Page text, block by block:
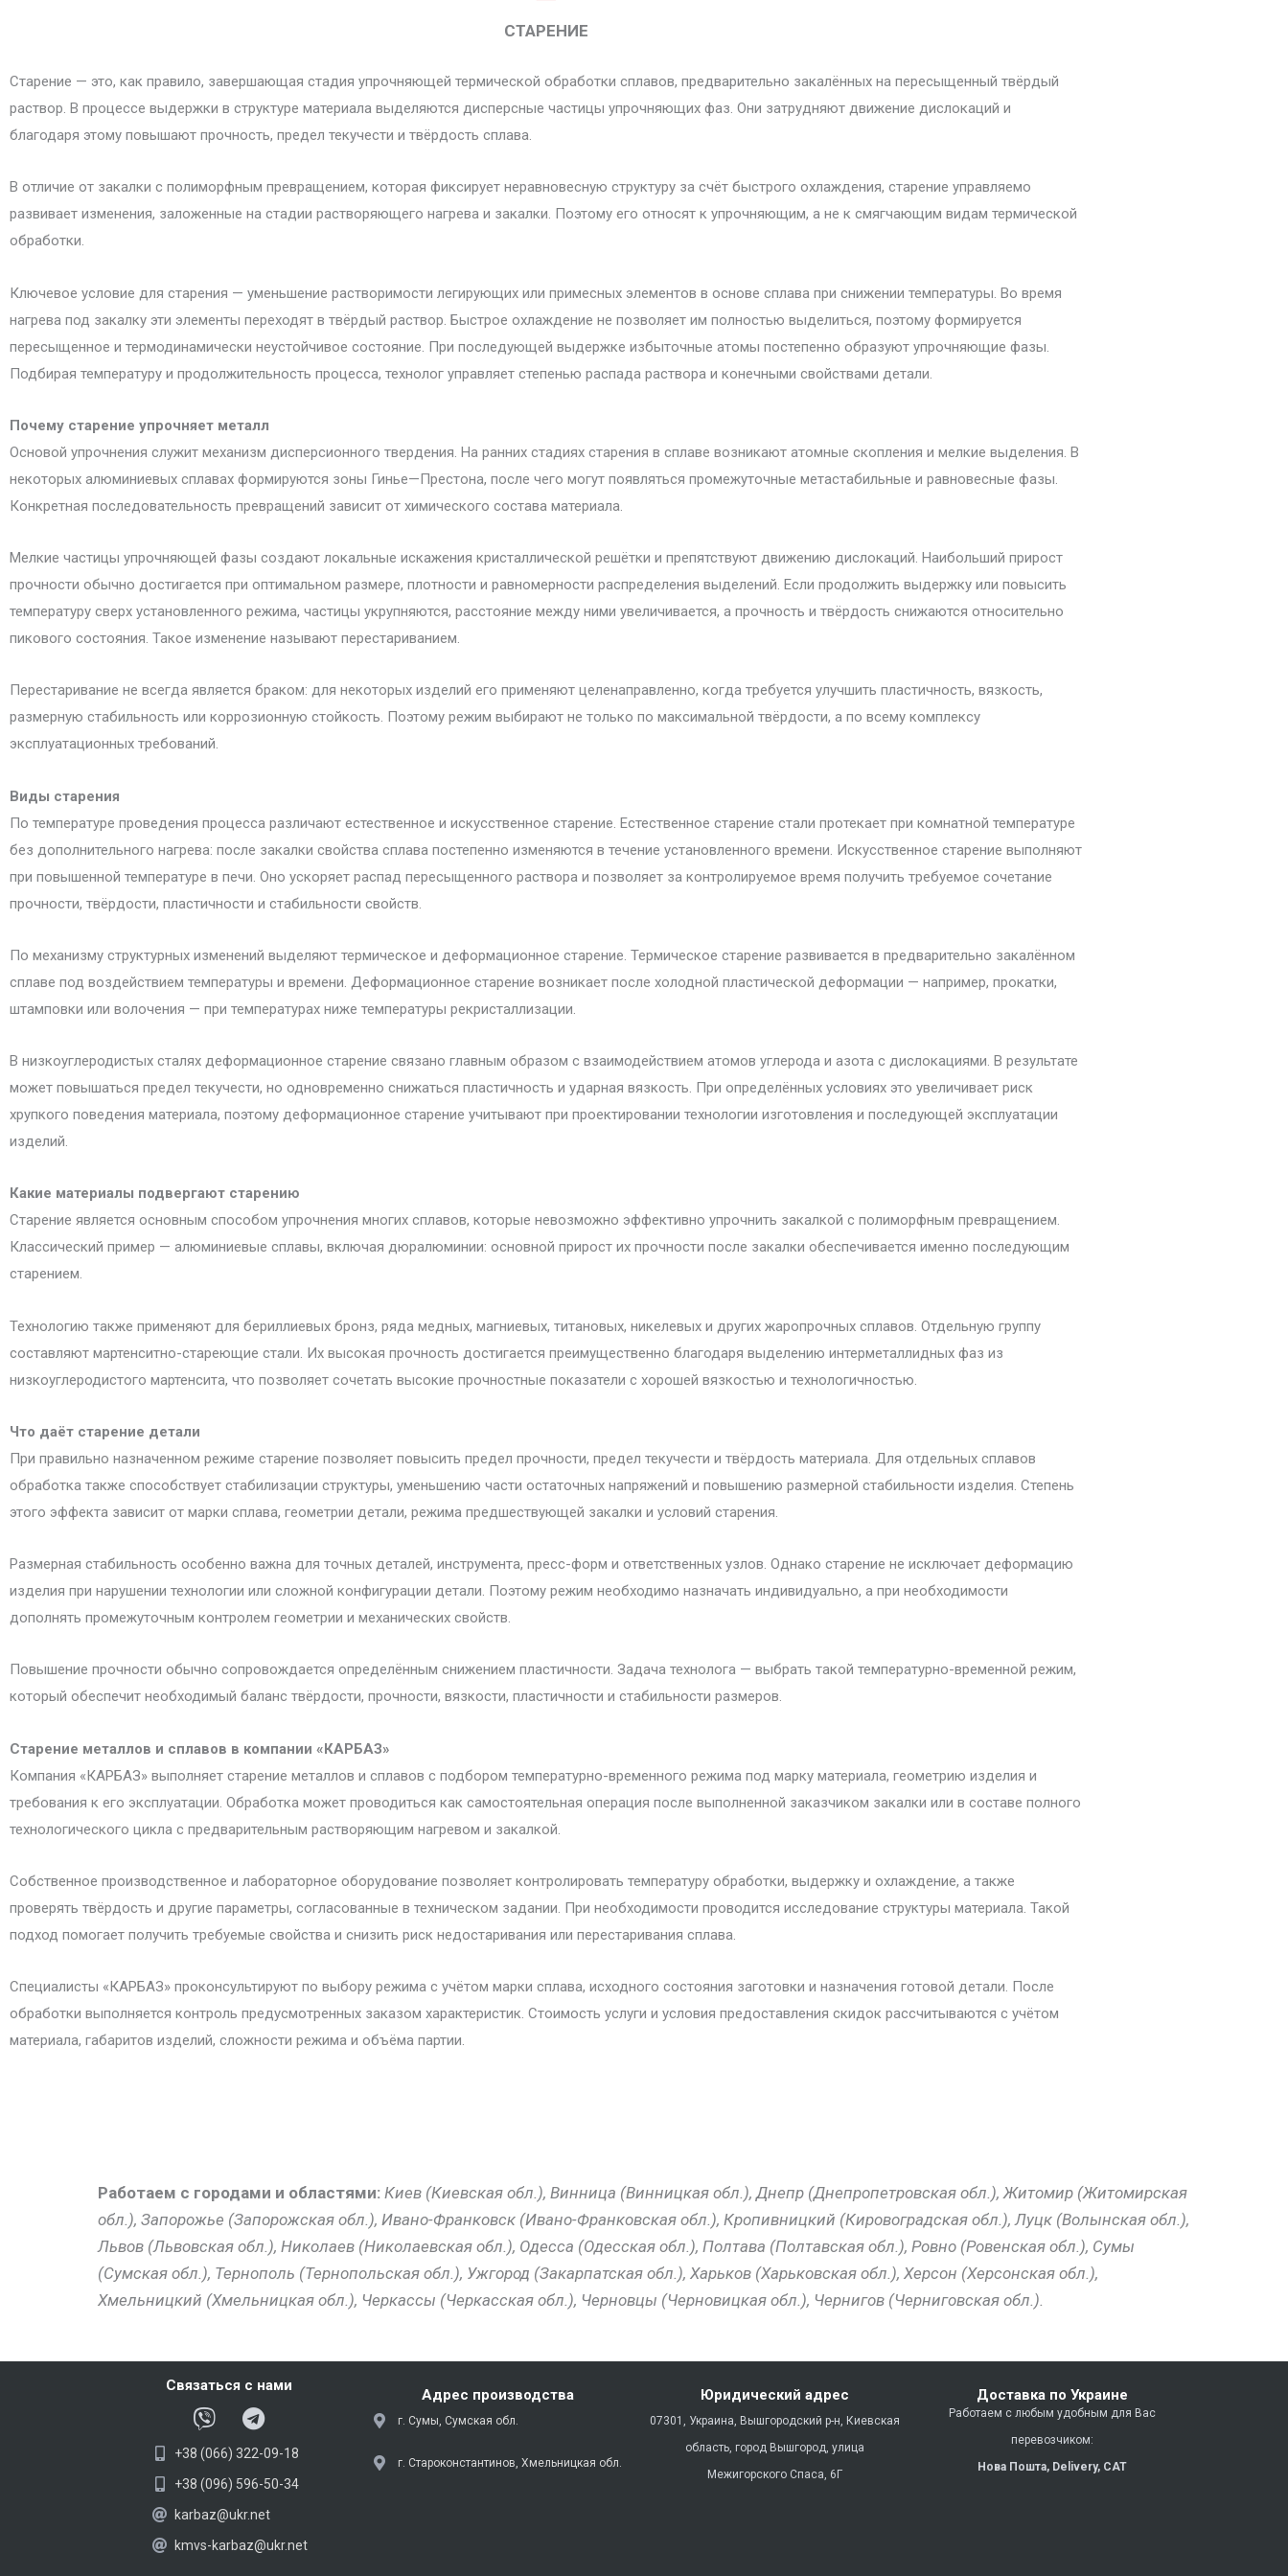
СТАРЕНИЕ
Старение — это, как правило, завершающая стадия упрочняющей термической обработки сплавов, предварительно закалённых на пересыщенный твёрдый
раствор. В процессе выдержки в структуре материала выделяются дисперсные частицы упрочняющих фаз. Они затрудняют движение дислокаций и
благодаря этому повышают прочность, предел текучести и твёрдость сплава.
В отличие от закалки с полиморфным превращением, которая фиксирует неравновесную структуру за счёт быстрого охлаждения, старение управляемо
развивает изменения, заложенные на стадии растворяющего нагрева и закалки. Поэтому его относят к упрочняющим, а не к смягчающим видам термической
обработки.
Ключевое условие для старения — уменьшение растворимости легирующих или примесных элементов в основе сплава при снижении температуры. Во время
нагрева под закалку эти элементы переходят в твёрдый раствор. Быстрое охлаждение не позволяет им полностью выделиться, поэтому формируется
пересыщенное и термодинамически неустойчивое состояние. При последующей выдержке избыточные атомы постепенно образуют упрочняющие фазы.
Подбирая температуру и продолжительность процесса, технолог управляет степенью распада раствора и конечными свойствами детали.
Почему старение упрочняет металл
Основой упрочнения служит механизм дисперсионного твердения. На ранних стадиях старения в сплаве возникают атомные скопления и мелкие выделения. В
некоторых алюминиевых сплавах формируются зоны Гинье—Престона, после чего могут появляться промежуточные метастабильные и равновесные фазы.
Конкретная последовательность превращений зависит от химического состава материала.
Мелкие частицы упрочняющей фазы создают локальные искажения кристаллической решётки и препятствуют движению дислокаций. Наибольший прирост
прочности обычно достигается при оптимальном размере, плотности и равномерности распределения выделений. Если продолжить выдержку или повысить
температуру сверх установленного режима, частицы укрупняются, расстояние между ними увеличивается, а прочность и твёрдость снижаются относительно
пикового состояния. Такое изменение называют перестариванием.
Перестаривание не всегда является браком: для некоторых изделий его применяют целенаправленно, когда требуется улучшить пластичность, вязкость,
размерную стабильность или коррозионную стойкость. Поэтому режим выбирают не только по максимальной твёрдости, а по всему комплексу
эксплуатационных требований.
Виды старения
По температуре проведения процесса различают естественное и искусственное старение. Естественное старение стали протекает при комнатной температуре
без дополнительного нагрева: после закалки свойства сплава постепенно изменяются в течение установленного времени. Искусственное старение выполняют
при повышенной температуре в печи. Оно ускоряет распад пересыщенного раствора и позволяет за контролируемое время получить требуемое сочетание
прочности, твёрдости, пластичности и стабильности свойств.
По механизму структурных изменений выделяют термическое и деформационное старение. Термическое старение развивается в предварительно закалённом
сплаве под воздействием температуры и времени. Деформационное старение возникает после холодной пластической деформации — например, прокатки,
штамповки или волочения — при температурах ниже температуры рекристаллизации.
В низкоуглеродистых сталях деформационное старение связано главным образом с взаимодействием атомов углерода и азота с дислокациями. В результате
может повышаться предел текучести, но одновременно снижаться пластичность и ударная вязкость. При определённых условиях это увеличивает риск
хрупкого поведения материала, поэтому деформационное старение учитывают при проектировании технологии изготовления и последующей эксплуатации
изделий.
Какие материалы подвергают старению
Старение является основным способом упрочнения многих сплавов, которые невозможно эффективно упрочнить закалкой с полиморфным превращением.
Классический пример — алюминиевые сплавы, включая дюралюминии: основной прирост их прочности после закалки обеспечивается именно последующим
старением.
Технологию также применяют для бериллиевых бронз, ряда медных, магниевых, титановых, никелевых и других жаропрочных сплавов. Отдельную группу
составляют мартенситно-стареющие стали. Их высокая прочность достигается преимущественно благодаря выделению интерметаллидных фаз из
низкоуглеродистого мартенсита, что позволяет сочетать высокие прочностные показатели с хорошей вязкостью и технологичностью.
Что даёт старение детали
При правильно назначенном режиме старение позволяет повысить предел прочности, предел текучести и твёрдость материала. Для отдельных сплавов
обработка также способствует стабилизации структуры, уменьшению части остаточных напряжений и повышению размерной стабильности изделия. Степень
этого эффекта зависит от марки сплава, геометрии детали, режима предшествующей закалки и условий старения.
Размерная стабильность особенно важна для точных деталей, инструмента, пресс-форм и ответственных узлов. Однако старение не исключает деформацию
изделия при нарушении технологии или сложной конфигурации детали. Поэтому режим необходимо назначать индивидуально, а при необходимости
дополнять промежуточным контролем геометрии и механических свойств.
Повышение прочности обычно сопровождается определённым снижением пластичности. Задача технолога — выбрать такой температурно-временной режим,
который обеспечит необходимый баланс твёрдости, прочности, вязкости, пластичности и стабильности размеров.
Старение металлов и сплавов в компании «КАРБАЗ»
Компания «КАРБАЗ» выполняет старение металлов и сплавов с подбором температурно-временного режима под марку материала, геометрию изделия и
требования к его эксплуатации. Обработка может проводиться как самостоятельная операция после выполненной заказчиком закалки или в составе полного
технологического цикла с предварительным растворяющим нагревом и закалкой.
Собственное производственное и лабораторное оборудование позволяет контролировать температуру обработки, выдержку и охлаждение, а также
проверять твёрдость и другие параметры, согласованные в техническом задании. При необходимости проводится исследование структуры материала. Такой
подход помогает получить требуемые свойства и снизить риск недостаривания или перестаривания сплава.
Специалисты «КАРБАЗ» проконсультируют по выбору режима с учётом марки сплава, исходного состояния заготовки и назначения готовой детали. После
обработки выполняется контроль предусмотренных заказом характеристик. Стоимость услуги и условия предоставления скидок рассчитываются с учётом
материала, габаритов изделий, сложности режима и объёма партии.
Работаем с городами и областями: Киев (Киевская обл.), Винница (Винницкая обл.), Днепр (Днепропетровская обл.), Житомир (Житомирская
обл.), Запорожье (Запорожская обл.), Ивано-Франковск (Ивано-Франковская обл.), Кропивницкий (Кировоградская обл.), Луцк (Волынская обл.),
Львов (Львовская обл.), Николаев (Николаевская обл.), Одесса (Одесская обл.), Полтава (Полтавская обл.), Ровно (Ровенская обл.), Сумы
(Сумская обл.), Тернополь (Тернопольская обл.), Ужгород (Закарпатская обл.), Харьков (Харьковская обл.), Херсон (Херсонская обл.),
Хмельницкий (Хмельницкая обл.), Черкассы (Черкасская обл.), Черновцы (Черновицкая обл.), Чернигов (Черниговская обл.).
Связаться с нами
V
i
b
e
r
T
l
e
g
a
+38 (066) 322-09-18
+38 (096) 596-50-34
karbaz@ukr.net
kmvs-karbaz@ukr.net
Адрес производства
г. Сумы, Сумская обл.
г. Староконстантинов, Хмельницкая обл.
Юридический адрес
07301, Украина, Вышгородский р-н, Киевская
область, город Вышгород, улица
Межигорского Спаса, 6Г
Доставка по Украине
Работаем с любым удобным для Вас
перевозчиком:
Нова Пошта, Delivery, CAT